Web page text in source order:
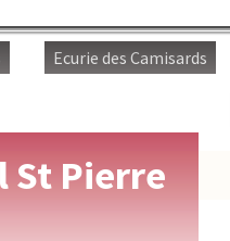
Ecurie des Camisards
Pierre